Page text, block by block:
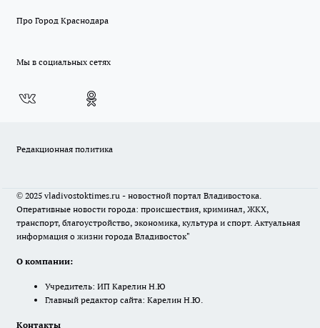
Про Город Краснодара
Мы в социальных сетях
Редакционная политика
© 2025 vladivostoktimes.ru - новостной портал Владивостока.
Оперативные новости города: происшествия, криминал, ЖКХ,
транспорт, благоустройство, экономика, культура и спорт. Актуальная
информация о жизни города Владивосток"
О компании:
Учредитель: ИП Карелин Н.Ю
Главный редактор сайта: Карелин Н.Ю.
Контакты